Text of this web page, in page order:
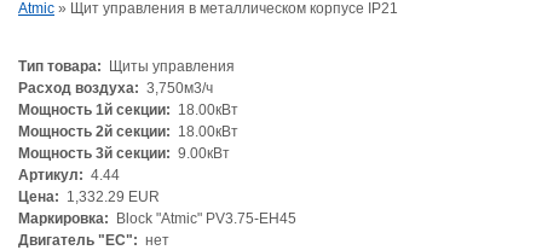
Atmic » Щит управления в металлическом корпусе IP21
Тип товара:
Щиты управления
Расход воздуха: 3,750м3/ч
Мощность 1й секции: 18.00кВт
Мощность 2й секции: 18.00кВт
Мощность 3й секции: 9.00кВт
Артикул: 4.44
Цена: 1,332.29 EUR
Маркировка:
Block "Atmic" PV3.75-EH45
Двигатель "ЕС": нет